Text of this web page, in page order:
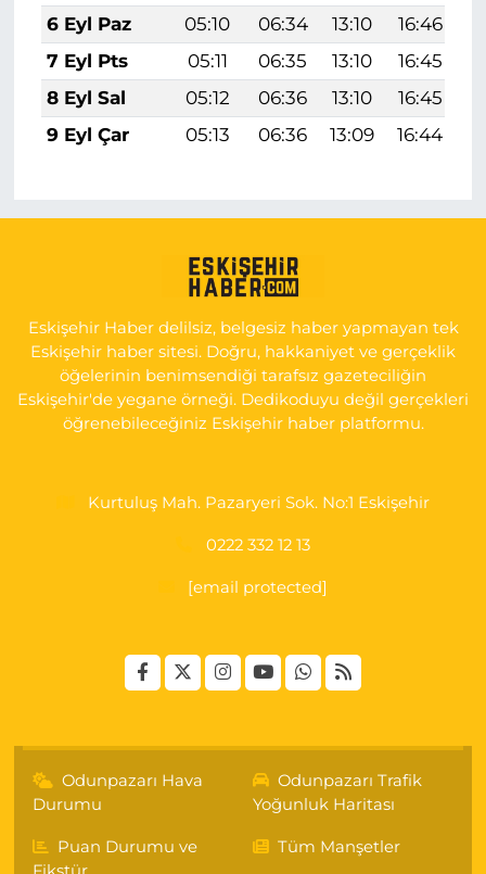
6 Eyl Paz
05:10 06:34 13:10 16:46
7 Eyl Pts
05:11 06:35 13:10 16:45
8 Eyl Sal
05:12 06:36 13:10 16:45
9 Eyl Çar
05:13 06:36 13:09 16:44
Eskişehir Haber delilsiz, belgesiz haber yapmayan tek
Eskişehir haber sitesi. Doğru, hakkaniyet ve gerçeklik
öğelerinin benimsendiği tarafsız gazeteciliğin
Eskişehir'de yegane örneği. Dedikoduyu değil gerçekleri
öğrenebileceğiniz Eskişehir haber platformu.
Kurtuluş Mah. Pazaryeri Sok. No:1 Eskişehir
0222 332 12 13
[email protected]
Odunpazarı Hava
Durumu
Odunpazarı Trafik
Yoğunluk Haritası
Puan Durumu ve
Tüm Manşetler